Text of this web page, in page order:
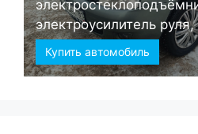
электроусилитель
Купить автомобиль